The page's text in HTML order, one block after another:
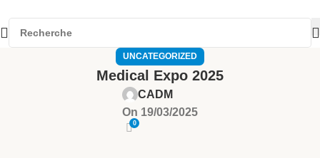
UNCATEGORIZED
Medical Expo 2025
CADM
On 19/03/2025
0